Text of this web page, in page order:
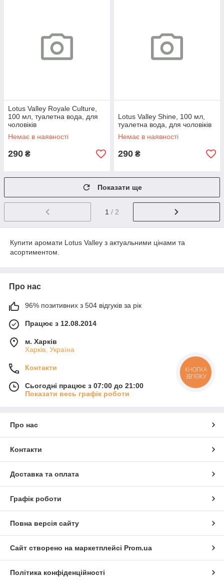
Lotus Valley Royale Culture,
100 мл, туалетна вода, для
чоловіків
Немає в наявності
290 ₴
Lotus Valley Shine, 100 мл,
туалетна вода, для чоловіків
Немає в наявності
290 ₴
Показати ще
1 / 2
Купити аромати Lotus Valley з актуальними цінами та
асортиментом.
Про нас
96% позитивних з 504 відгуків за рік
Працює з 12.08.2014
м. Харків
Харків, Україна
Контакти
Сьогодні працює з 07:00 до 21:00
Показати весь графік роботи
Про нас
Контакти
Доставка та оплата
Графік роботи
Повна версія сайту
Сайт створено на маркетплейсі Prom.ua
Політика конфіденційності
КНОПКА
ЗВ'ЯЗКУ